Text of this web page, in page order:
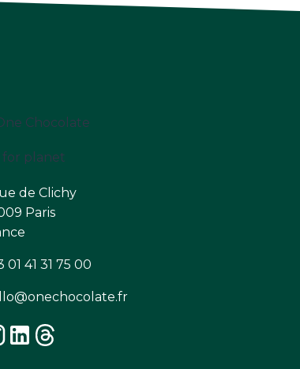
de Clichy
Paris
01 41 31 75 00